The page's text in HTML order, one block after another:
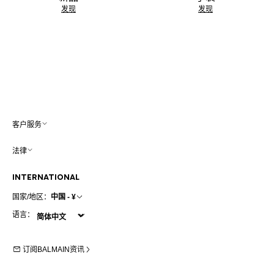
发现 发现
INTERNATIONAL
国家/地区： 中国 - ¥
语言：
订阅BALMAIN资讯
客户服务
法律